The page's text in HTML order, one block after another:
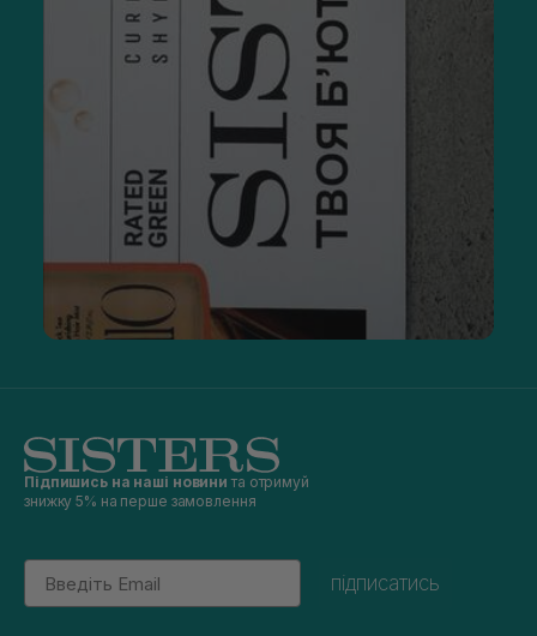
Підпишись на наші новини та отримуй
знижку 5% на перше замовлення
Email
підписатись